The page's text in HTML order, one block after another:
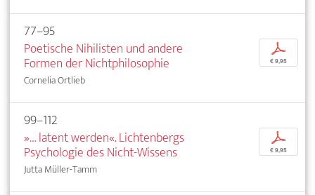
77–95
Poetische Nihilisten und andere
Formen der Nichtphilosophie
Cornelia Ortlieb
p
€ 9,95
99–112
»… latent werden«. Lichtenbergs
Psychologie des Nicht-Wissens
Jutta Müller-Tamm
p
€ 9,95